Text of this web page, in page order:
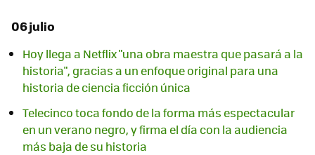
06 julio
Hoy llega a Netflix "una obra maestra que pasará a la
historia", gracias a un enfoque original para una
historia de ciencia ficción única
Telecinco toca fondo de la forma más espectacular
en un verano negro, y firma el día con la audiencia
más baja de su historia